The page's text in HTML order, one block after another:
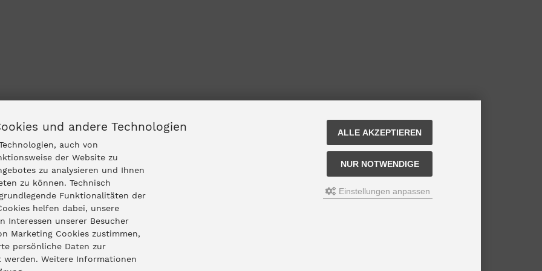
und andere Technologien
auch von
der Website zu
zu analysieren und Ihnen
zu können. Technisch
Funktionalitäten der
helfen dabei, unsere
Interessen unserer Besucher
Marketing Cookies zustimmen,
persönliche Daten zur
werden. Weitere Informationen
ALLE AKZEPTIEREN
NUR NOTWENDIGE
Einstellungen anpassen